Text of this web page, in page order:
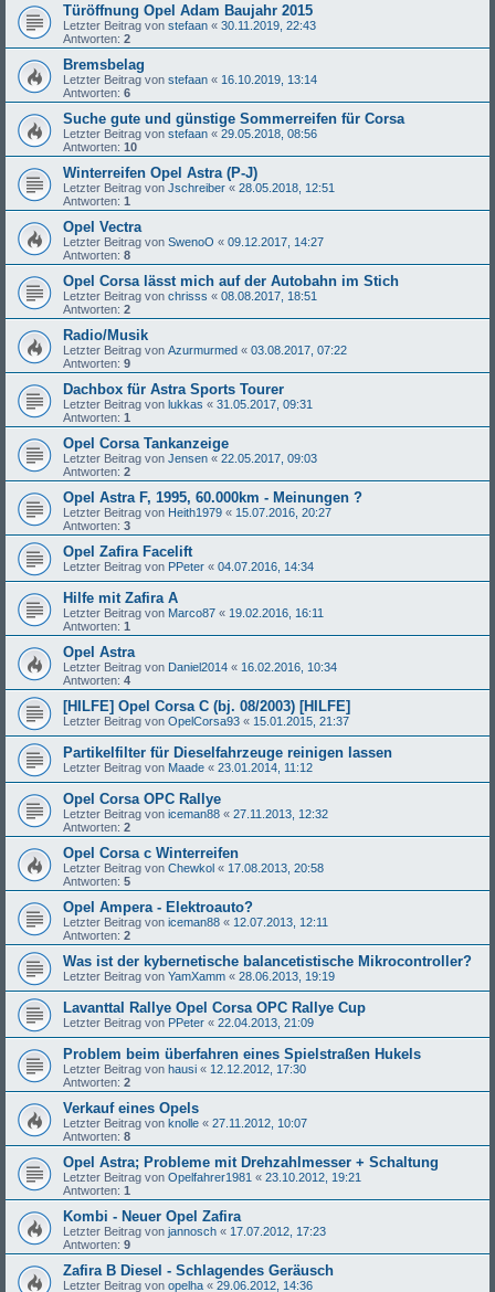
Türöffnung Opel Adam Baujahr 2015
Letzter Beitrag von stefaan « 30.11.2019, 22:43
Antworten: 2
Bremsbelag
Letzter Beitrag von stefaan « 16.10.2019, 13:14
Antworten: 6
Suche gute und günstige Sommerreifen für Corsa
Letzter Beitrag von stefaan « 29.05.2018, 08:56
Antworten: 10
Winterreifen Opel Astra (P-J)
Letzter Beitrag von Jschreiber « 28.05.2018, 12:51
Antworten: 1
Opel Vectra
Letzter Beitrag von SwenoO « 09.12.2017, 14:27
Antworten: 8
Opel Corsa lässt mich auf der Autobahn im Stich
Letzter Beitrag von chrisss « 08.08.2017, 18:51
Antworten: 2
Radio/Musik
Letzter Beitrag von Azurmurmed « 03.08.2017, 07:22
Antworten: 9
Dachbox für Astra Sports Tourer
Letzter Beitrag von lukkas « 31.05.2017, 09:31
Antworten: 1
Opel Corsa Tankanzeige
Letzter Beitrag von Jensen « 22.05.2017, 09:03
Antworten: 2
Opel Astra F, 1995, 60.000km - Meinungen ?
Letzter Beitrag von Heith1979 « 15.07.2016, 20:27
Antworten: 3
Opel Zafira Facelift
Letzter Beitrag von PPeter « 04.07.2016, 14:34
Hilfe mit Zafira A
Letzter Beitrag von Marco87 « 19.02.2016, 16:11
Antworten: 1
Opel Astra
Letzter Beitrag von Daniel2014 « 16.02.2016, 10:34
Antworten: 4
[HILFE] Opel Corsa C (bj. 08/2003) [HILFE]
Letzter Beitrag von OpelCorsa93 « 15.01.2015, 21:37
Partikelfilter für Dieselfahrzeuge reinigen lassen
Letzter Beitrag von Maade « 23.01.2014, 11:12
Opel Corsa OPC Rallye
Letzter Beitrag von iceman88 « 27.11.2013, 12:32
Antworten: 2
Opel Corsa c Winterreifen
Letzter Beitrag von Chewkol « 17.08.2013, 20:58
Antworten: 5
Opel Ampera - Elektroauto?
Letzter Beitrag von iceman88 « 12.07.2013, 12:11
Antworten: 2
Was ist der kybernetische balancetistische Mikrocontroller?
Letzter Beitrag von YamXamm « 28.06.2013, 19:19
Lavanttal Rallye Opel Corsa OPC Rallye Cup
Letzter Beitrag von PPeter « 22.04.2013, 21:09
Problem beim überfahren eines Spielstraßen Hukels
Letzter Beitrag von hausi « 12.12.2012, 17:30
Antworten: 2
Verkauf eines Opels
Letzter Beitrag von knolle « 27.11.2012, 10:07
Antworten: 8
Opel Astra; Probleme mit Drehzahlmesser + Schaltung
Letzter Beitrag von Opelfahrer1981 « 23.10.2012, 19:21
Antworten: 1
Kombi - Neuer Opel Zafira
Letzter Beitrag von jannosch « 17.07.2012, 17:23
Antworten: 9
Zafira B Diesel - Schlagendes Geräusch
Letzter Beitrag von opelha « 29.06.2012, 14:36